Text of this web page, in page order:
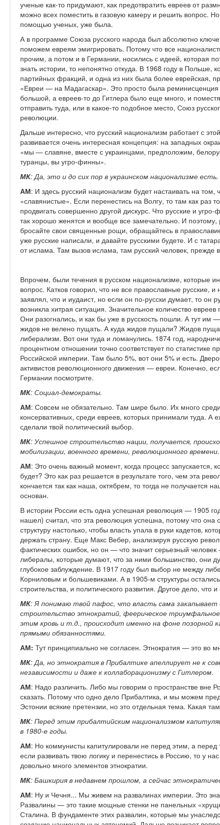
ученые как-то придумают, как предотвратить евреев от
можно всех поместить в газовую камеру и решить вопрос.
помощью ученых, уже была.
А в программе Союза русского народа был абсолютно
поможем евреям эмигрировать. Потому что все
прочим, а потом и в Германии, носились с идеей, которая
знать истории, то непонятно откуда. В 1968 году в Польше,
партийных фракций, и одна из них была более еврейская,
«Евреи — на Мадагаскар». Это просто была
большой, а евреев-то до Гитлера было еще много, и
отправить туда, или в какое-то подобное место, Союз
революции.
Дальше интересно, что русский национализм работает с
развивается очень интересная концепция: на западных
«мы — славяне, вместе с украинцами, предположим,
туранцы, вы угро-финны».
МК: Да, это и до сих пор в украинском национализме есть.
АМ: И здесь русский национализм будет настаивать на
«славянистые». Если перенестись на Волгу, то там как раз
продвигать совершенно другой дискурс. Что русские и
так хорошо женятся и вообще все замечательно. И
бросайте свои священные рощи, обращайтесь в
уже русские написали, и давайте русскими будете. И с
от ислама. Там вызов ислама, там русский человек, прежде
Впрочем, были течения в русском национализме, которые
вопрос. Катков говорил, что не все православные русские,
заявлял, что и иудаист, но если он по-русски думает, то он
возникла хитрая ситуация. Значительное количество
Они разогнались, и как бы уже в русскость пошли. А тут
жидов не велено пущать. А куда жидов пущали? Жидов
либерализм. Вот они туда и ломанулись. 1874 год,
процентном отношении точно соответствует по статистике
Российской империи. Там было 5%, вот они 5% и есть.
активистов революционного движения — евреи. Конечно,
Германии посмотрите.
МК: Социал-демократы.
АМ: Совсем не обязательно. Там шире было. Их много
консервативных, среди евреев, которых принимали туда. А
сделали твой политический выбор.
МК: Успешное строительство нации, получается,
мобилизации, военного времени, революционного времени.
АМ: Это очень важный момент, когда процесс запускается,
будет? Это как раз решается в результате того, чем эта
кончается так как наша, октябрем, то тогда не получается
основан.
В истории России есть одна успешная революция — 1905
нашел) считал, что эта революция успешна, потому что
структуру настолько, чтобы власть упала в руки кадетов,
держать страну. Еще Макс Вебер, анализируя русскую
фактических ошибок, но он — что значит серьезный
либералы, которые думают, что за ними большинство, они
глубокое заблуждение. В 1917 году был выбор не между
Корниловым и большевиками. А в 1905-м структуры
строительства, и политического развития. Другое дело, что
МК: Я понимаю твой пафос, что власть сама закапывает
строительство этнократий, феерическое
этим кровь и т.д., происходит именно на фоне позорной
прямыми обязанностями.
АМ: Тут принципиально не согласен. Этнократия — это во
МК: Да, но этнократия в Прибалтике апеллирует не к
независимости и даже к коллаборационизму с Гитлером.
АМ: Надо различить. Либо мы говорим о пространстве вне
сказать. Потому что одно дело Прибалтика, и мы можем
Эстонии всякие претензии, но это отдельная тема. Какая
МК: Перед этим прибалтийским национализмом
в 1980-е годы.
АМ: Но коммунисты капитулировали не перед этим, а
если развивать твою логику и перенестись в Россию, то у
довольно много элементов этнократии.
МК: Башкирия в недавнем прошлом, а сейчас
АМ: Ну и Чечня... Мы живем на развалинах империи. Это
Развалины — это такие мощные стенки не панельных
Сталина. В фундаменте этих развалин, которые мы